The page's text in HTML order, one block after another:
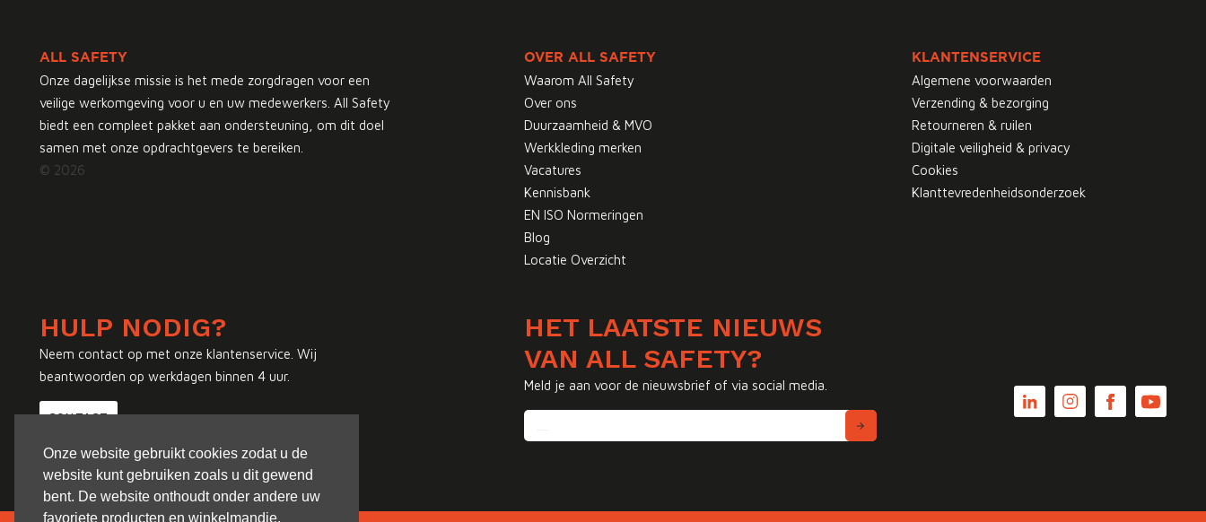
Onze website gebruikt cookies zodat u de
website kunt gebruiken zoals u dit gewend
bent. De website onthoudt onder andere uw
favoriete producten en winkelmandje.
ALL SAFETY
Onze dagelijkse missie is het mede zorgdragen voor een
veilige werkomgeving voor u en uw medewerkers. All Safety
biedt een compleet pakket aan ondersteuning, om dit doel
samen met onze opdrachtgevers te bereiken.
© 2026
OVER ALL SAFETY
Waarom All Safety
Over ons
Duurzaamheid & MVO
Werkkleding merken
Vacatures
Kennisbank
EN ISO Normeringen
Blog
Locatie Overzicht
KLANTENSERVICE
Algemene voorwaarden
Verzending & bezorging
Retourneren & ruilen
Digitale veiligheid & privacy
Cookies
Klanttevredenheidsonderzoek
HULP NODIG?
Neem contact op met onze klantenservice. Wij
beantwoorden op werkdagen binnen 4 uur.
CONTACT
HET LAATSTE NIEUWS
VAN ALL SAFETY?
Meld je aan voor de nieuwsbrief of via social media.